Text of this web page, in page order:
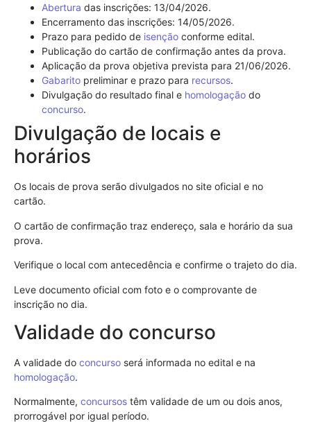
Abertura das inscrições: 13/04/2026.
Encerramento das inscrições: 14/05/2026.
Prazo para pedido de isenção conforme edital.
Publicação do cartão de confirmação antes da prova.
Aplicação da prova objetiva prevista para 21/06/2026.
Gabarito preliminar e prazo para recursos.
Divulgação do resultado final e homologação do
concurso.
Divulgação de locais e
horários
Os locais de prova serão divulgados no site oficial e no
cartão.
O cartão de confirmação traz endereço, sala e horário da sua
prova.
Verifique o local com antecedência e confirme o trajeto do dia.
Leve documento oficial com foto e o comprovante de
inscrição no dia.
Validade do concurso
A validade do concurso será informada no edital e na
homologação.
Normalmente, concursos têm validade de um ou dois anos,
prorrogável por igual período.